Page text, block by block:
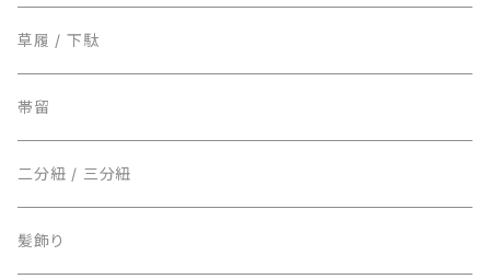
草履 / 下駄
帯留
二分紐 / 三分紐
髪飾り